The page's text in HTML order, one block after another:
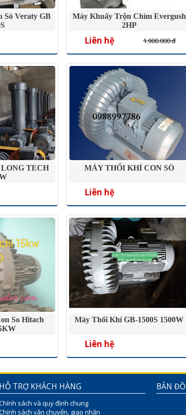
Sò Veraty GB
Máy Khuấy Trộn Chìm Evergush
2HP
1.900.000 đ
Liên hệ
TECH
MÁY THỔI KHÍ CON SÒ
Liên hệ
So Hitach
Máy Thổi Khí GB-1500S 1500W
Liên hệ
HỖ TRỢ KHÁCH HÀNG
sách và quy định chung
sách vận chuyển, giao nhận
BẢN ĐỒ